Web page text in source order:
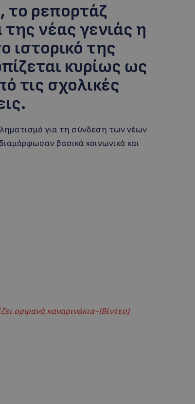
το ρεπορτάζ
της νέας γενιάς η
ιστορικό της
κυρίως ως
τις σχολικές
για τη σύνδεση των νέων
βασικά κοινωνικά και
ορφανά καναρινάκια-(Βίντεο)